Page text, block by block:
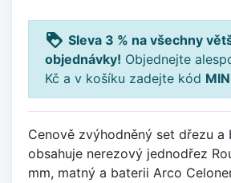
loyalty Sleva 3 % na všechny
objednávky! Objednejte
Kč a v košíku zadejte kód
Cenově zvýhodněný set dřezu a
obsahuje nerezový jednodřez
mm, matný a baterii Arco